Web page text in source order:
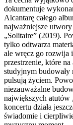
dokumentuje
Alcantarę całego
najważniejsze
„Solitaire” (2019).
tylko odtwarza
ale wręcz go rozwija
przestrzenie, które na
studyjnym budowały
pulsują życiem.
niezauważalne
największych atutów
koncertu działa
świadomie i